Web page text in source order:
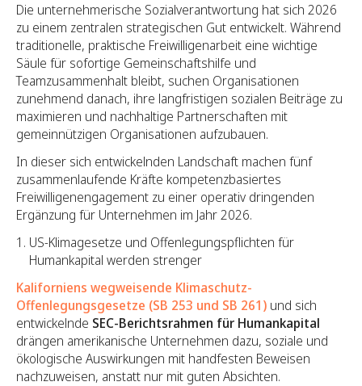
Die unternehmerische Sozialverantwortung hat sich 2026
zu einem zentralen strategischen Gut entwickelt. Während
traditionelle, praktische Freiwilligenarbeit eine wichtige
Säule für sofortige Gemeinschaftshilfe und
Teamzusammenhalt bleibt, suchen Organisationen
zunehmend danach, ihre langfristigen sozialen Beiträge zu
maximieren und nachhaltige Partnerschaften mit
gemeinnützigen Organisationen aufzubauen.
In dieser sich entwickelnden Landschaft machen fünf
zusammenlaufende Kräfte kompetenzbasiertes
Freiwilligenengagement zu einer operativ dringenden
Ergänzung für Unternehmen im Jahr 2026.
US-Klimagesetze und Offenlegungspflichten für
Humankapital werden strenger
Kaliforniens wegweisende Klimaschutz-
Offenlegungsgesetze (SB 253 und SB 261) und sich
entwickelnde SEC-Berichtsrahmen für Humankapital
drängen amerikanische Unternehmen dazu, soziale und
ökologische Auswirkungen mit handfesten Beweisen
nachzuweisen, anstatt nur mit guten Absichten.